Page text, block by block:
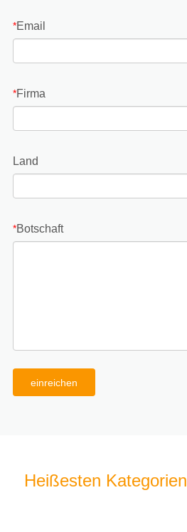
*Email
*Firma
Land
*Botschaft
einreichen
Heißesten Kategorien